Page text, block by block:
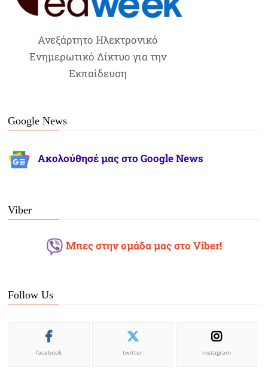
Ανεξάρτητο Ηλεκτρονικό
Ενημερωτικό Δίκτυο για την
Εκπαίδευση
Google News
Ακολούθησέ μας στο Google News
Viber
Μπες στην ομάδα μας στο Viber!
Follow Us
facebook twitter instagram